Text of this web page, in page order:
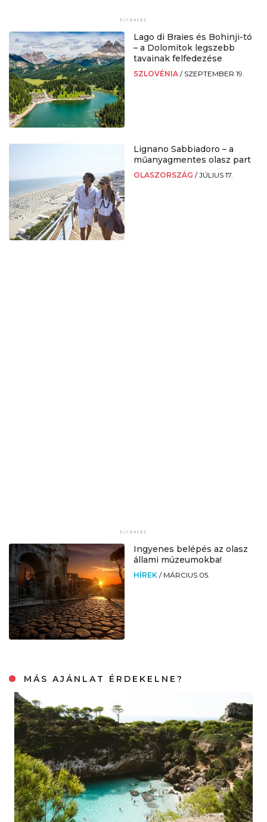
Lago di Braies és Bohinji-tó
– a Dolomitok legszebb
tavainak felfedezése
SZLOVÉNIA / SZEPTEMBER 19.
Lignano Sabbiadoro – a
műanyagmentes olasz part
OLASZORSZÁG /JÚLIUS 17.
Ingyenes belépés az olasz
állami múzeumokba!
HÍREK / MÁRCIUS 05.
MÁS AJÁNLAT ÉRDEKELNE?